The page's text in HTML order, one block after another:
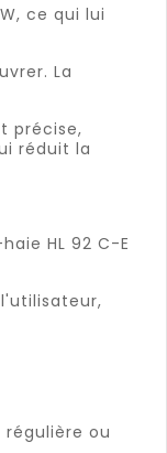
ce qui lui
La
précise,
réduit la
HL 92 C-E
ou